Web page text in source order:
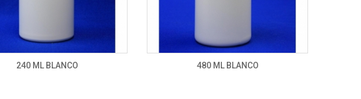
240 ML BLANCO 480 ML BLANCO